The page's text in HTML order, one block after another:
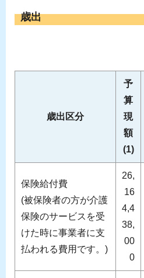
歳出
歳出区分
予
算
現
額
(1)
保険給付費
(被保険者の方が介護
保険のサービスを受
けた時に事業者に支
払われる費用です。)
26,
16
4,4
38,
00
0